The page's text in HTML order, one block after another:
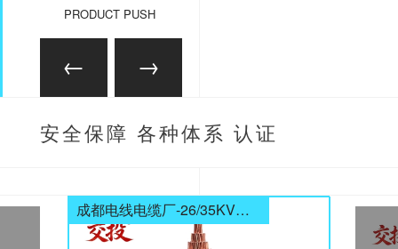
PRODUCT PUSH
安全保障 各种体系 认证
成都电线电缆厂-26/35KV高压电缆